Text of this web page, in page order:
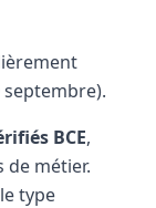
septembre).
BCE,
de métier.
type